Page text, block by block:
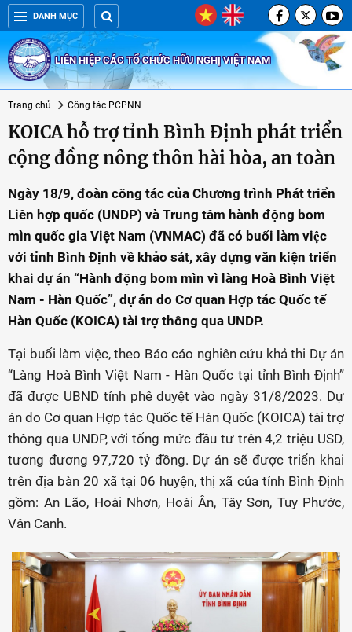
DANH MỤC
LIÊN HIỆP CÁC TỔ CHỨC HỮU NGHỊ VIỆT NAM
Trang chủ Công tác PCPNN
KOICA hỗ trợ tỉnh Bình Định phát triển
cộng đồng nông thôn hài hòa, an toàn
Ngày 18/9, đoàn công tác của Chương trình Phát triển
Liên hợp quốc (UNDP) và Trung tâm hành động bom
mìn quốc gia Việt Nam (VNMAC) đã có buổi làm việc
với tỉnh Bình Định về khảo sát, xây dựng văn kiện triển
khai dự án “Hành động bom mìn vì làng Hoà Bình Việt
Nam - Hàn Quốc”, dự án do Cơ quan Hợp tác Quốc tế
Hàn Quốc (KOICA) tài trợ thông qua UNDP.
Tại buổi làm việc, theo Báo cáo nghiên cứu khả thi Dự án
“Làng Hoà Bình Việt Nam - Hàn Quốc tại tỉnh Bình Định”
đã được UBND tỉnh phê duyệt vào ngày 31/8/2023. Dự
án do Cơ quan Hợp tác Quốc tế Hàn Quốc (KOICA) tài trợ
thông qua UNDP, với tổng mức đầu tư trên 4,2 triệu USD,
tương đương 97,720 tỷ đồng. Dự án sẽ được triển khai
trên địa bàn 20 xã tại 06 huyện, thị xã của tỉnh Bình Định
gồm: An Lão, Hoài Nhơn, Hoài Ân, Tây Sơn, Tuy Phước,
Vân Canh.